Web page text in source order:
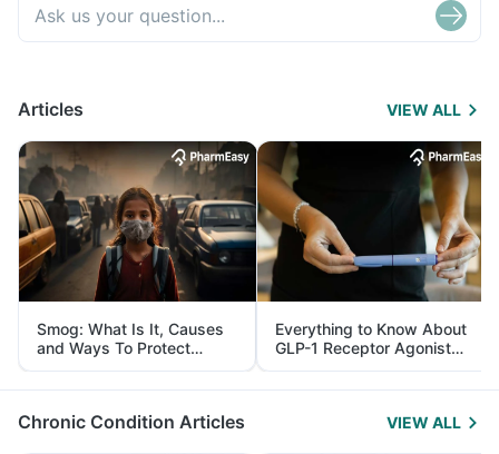
Articles VIEW ALL
Smog: What Is It, Causes
and Ways To Protect
Yourself From It
Everything to Know About
GLP-1 Receptor Agonist
and Its Role in Weight
Management
Chronic Condition Articles VIEW ALL